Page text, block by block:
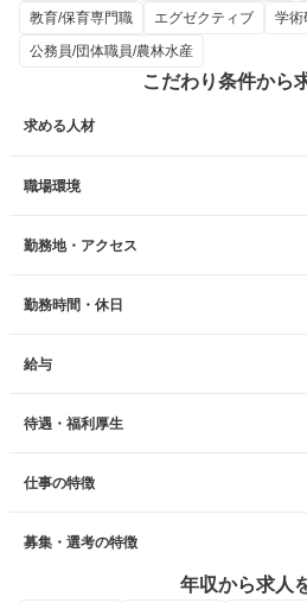
教育/保育専門職
エグゼクティブ
学術
公務員/団体職員/農林水産
こだわり条件から
求める人材
職場環境
勤務地・アクセス
勤務時間・休日
給与
待遇・福利厚生
仕事の特徴
募集・選考の特徴
年収から求人